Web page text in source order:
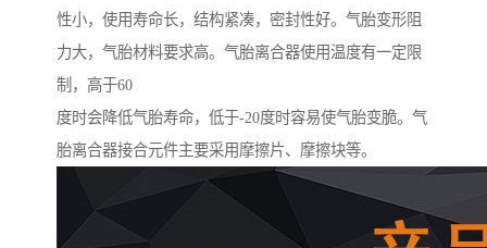
性小，使用寿命长，结构紧凑，密封性好。气胎变形阻
力大，气胎材料要求高。气胎离合器使用温度有一定限
制，高于60
度时会降低气胎寿命，低于-20度时容易使气胎变脆。气
胎离合器接合元件主要采用摩擦片、摩擦块等。